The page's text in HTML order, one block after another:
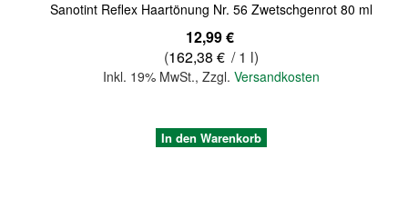
Sanotint Reflex Haartönung Nr. 56 Zwetschgenrot 80 ml
12,99 €
(162,38 € / 1 l)
Inkl. 19% MwSt.,Zzgl.Versandkosten
In den Warenkorb